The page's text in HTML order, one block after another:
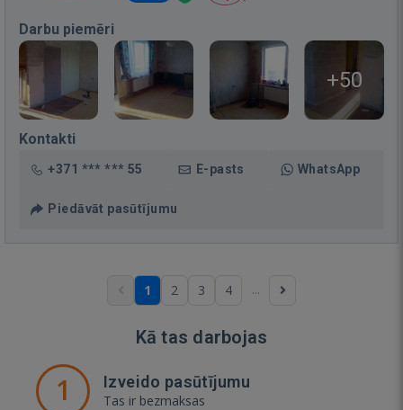
Darbu piemēri
+50
Kontakti
+371 *** *** 55 E-pasts WhatsApp
Piedāvāt pasūtījumu
1 2 3 4 ...
Kā tas darbojas
1 Izveido pasūtījumu
Tas ir bezmaksas